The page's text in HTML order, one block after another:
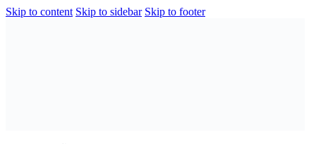
Skip to content Skip to sidebar Skip to footer